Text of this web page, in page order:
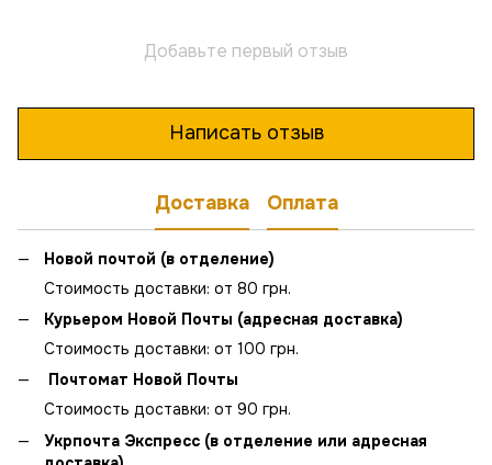
Добавьте первый отзыв
Написать отзыв
Доставка Оплата
Новой почтой (в отделение)
Стоимость доставки: от 80 грн.
Курьером Новой Почты (адресная доставка)
Стоимость доставки: от 100 грн.
Почтомат Новой Почты
Стоимость доставки: от 90 грн.
Укрпочта Экспресс (в отделение или адресная